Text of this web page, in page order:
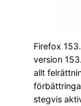
Firefox
version
allt
stegvis